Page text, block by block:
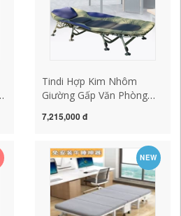
Tindi Hợp Kim Nhôm
Giường Gấp Văn Phòng
Bẹp Đầu Nghỉ Trưa Ngủ
Trại Giường Hiện Vật
7,215,000 đ
NEW